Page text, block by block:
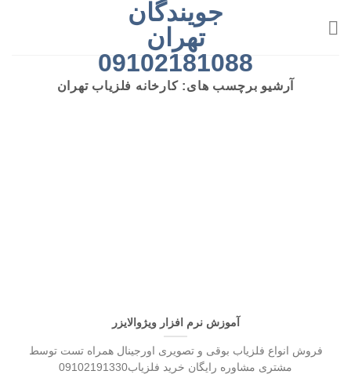
جویندگان
تهران
09102181088
آرشیو برچسب های:کارخانه فلزیاب تهران
آموزش نرم‌ افزار ویژوالایزر
فروش انواع فلزیاب بوقی و تصویری اورجینال همراه تست توسط
مشتری مشاوره رایگان خرید فلزیاب09102191330